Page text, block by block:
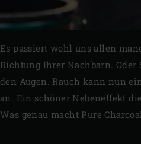
Es passiert wohl uns allen
Richtung Ihrer Nachbarn. Oder
den Augen. Rauch kann nun
an. Ein schöner Nebeneffekt
Was genau macht Pure